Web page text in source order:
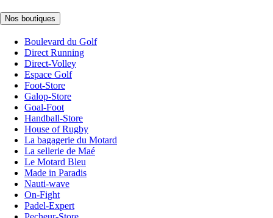
Nos boutiques
Boulevard du Golf
Direct Running
Direct-Volley
Espace Golf
Foot-Store
Galop-Store
Goal-Foot
Handball-Store
House of Rugby
La bagagerie du Motard
La sellerie de Maé
Le Motard Bleu
Made in Paradis
Nauti-wave
On-Fight
Padel-Expert